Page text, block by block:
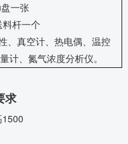
盘一张
料杆一个
、真空计、热电偶、温控
计、氮气浓度分析仪。
求
1500